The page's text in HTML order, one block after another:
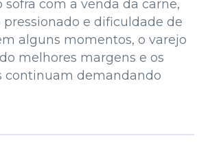
sofra com a venda da carne,
e dificuldade de
alguns momentos, o varejo
melhores margens e os
continuam demandando